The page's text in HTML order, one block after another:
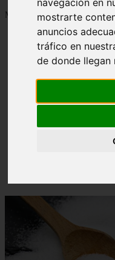
mostrarte
anuncios
tráfico en
de donde llegan
Mostrando 1 - 24 de 1288